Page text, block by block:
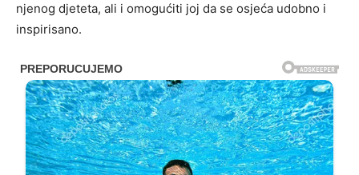
njenog djeteta, ali i omogućiti joj da se osjeća udobno i
inspirisano.